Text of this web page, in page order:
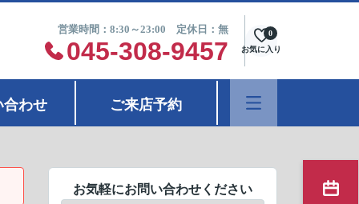
営業時間：8:30～23:00 定休日：無
045-308-9457 お気に入り
0
合わせ ご来店予約
お気軽にお問い合わせください